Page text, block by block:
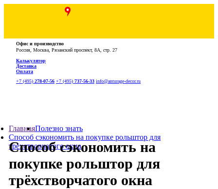
Офис и производство
Россия, Москва, Рязанский проспект, 8А, стр. 27
Калькулятор
Доставка
Оплата
+7 (495) 278-07-56 +7 (495) 737-56-33 info@anturage-decor.ru
ГлавнаяПолезно знать
Способ сэкономить на покупке рольштор для
трёхстворчатого окна
Способ сэкономить на
покупке рольштор для
трёхстворчатого окна